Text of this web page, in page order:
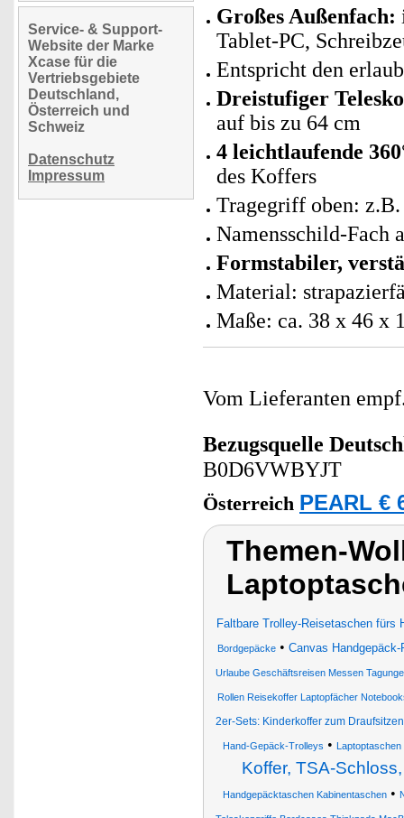
Service- & Support-
Website der Marke
Xcase für die
Vertriebsgebiete
Deutschland,
Österreich und
Schweiz
Datenschutz
Impressum
Großes Außenfach:
Tablet-PC,
Entspricht den
Dreistufiger
auf bis zu 64 cm
4 leichtlaufende
des Koffers
Tragegriff oben: z.B.
Namensschild-Fach
Formstabiler,
Material:
Maße: ca. 38 x 46 x
Vom Lieferanten
Bezugsquelle
B0D6VWBYJT
Österreich PEARL €
Themen-
Faltbare Trolley-Reisetaschen fürs
Bordgepäcke• Canvas
Urlaube Geschäftsreisen Messen
Rollen Reisekoffer Laptopfächer
2er-Sets: Kinderkoffer zum
Hand-Gepäck-Trolleys • Laptoptaschen
Koffer, TSA-
Handgepäcktaschen Kabinentaschen •